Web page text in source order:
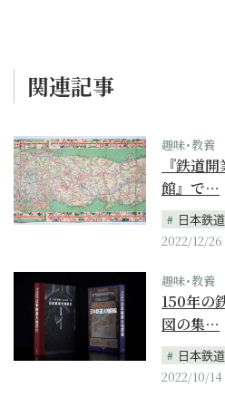
関連記事
趣味･教養
『鉄道
館』で…
日本鉄
2022/12/26
趣味･教養
150年の
図の集…
日本鉄
2022/10/14